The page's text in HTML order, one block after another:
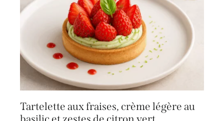
Tartelette aux fraises, crème légère au